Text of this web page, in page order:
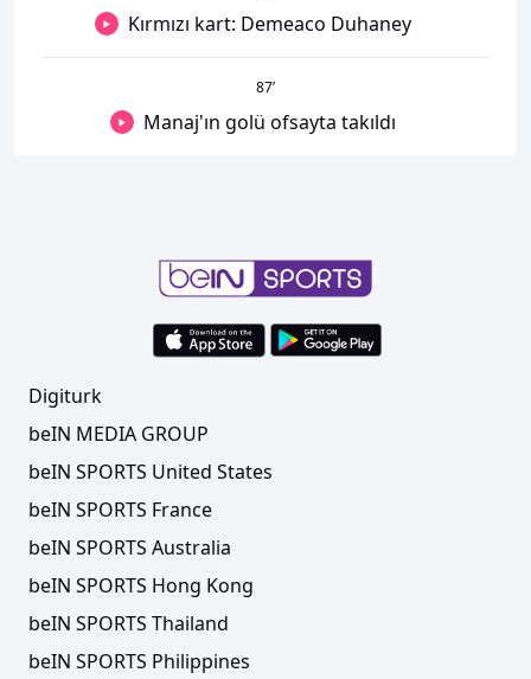
Kırmızı kart: Demeaco Duhaney
87’
Manaj'ın golü ofsayta takıldı
Digiturk
beIN MEDIA GROUP
beIN SPORTS United States
beIN SPORTS France
beIN SPORTS Australia
beIN SPORTS Hong Kong
beIN SPORTS Thailand
beIN SPORTS Philippines